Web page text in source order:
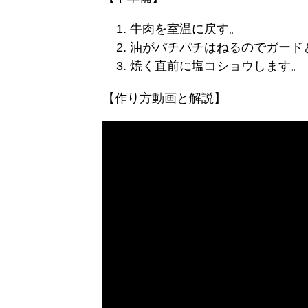
牛肉を室温に戻す。
油がパチパチはねるのでガード
焼く直前に塩コショウします。
【作り方動画と解説】